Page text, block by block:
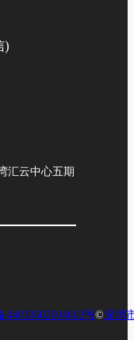
)
汇云中心五期
44030602004602号©深圳